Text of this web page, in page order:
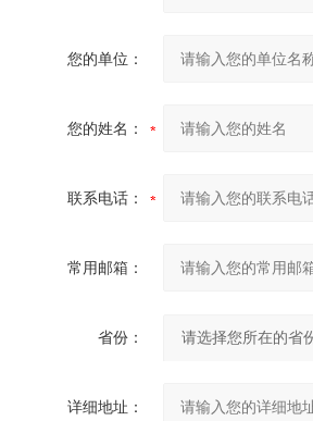
您的单位：
您的姓名：
联系电话：
常用邮箱：
省份：
详细地址：